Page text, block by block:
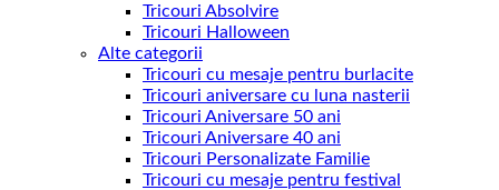
Tricouri Absolvire
Tricouri Halloween
Alte categorii
Tricouri cu mesaje pentru burlacite
Tricouri aniversare cu luna nasterii
Tricouri Aniversare 50 ani
Tricouri Aniversare 40 ani
Tricouri Personalizate Familie
Tricouri cu mesaje pentru festival